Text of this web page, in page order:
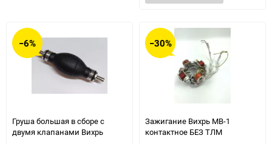
−6%
Груша большая в сборе с
двумя клапанами Вихрь
−30%
Зажигание Вихрь МВ-1
контактное БЕЗ ТЛМ